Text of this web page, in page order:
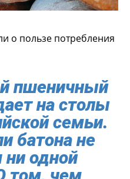
о пользе потребления
пшеничный
на столы
семьи.
батона не
ни одной